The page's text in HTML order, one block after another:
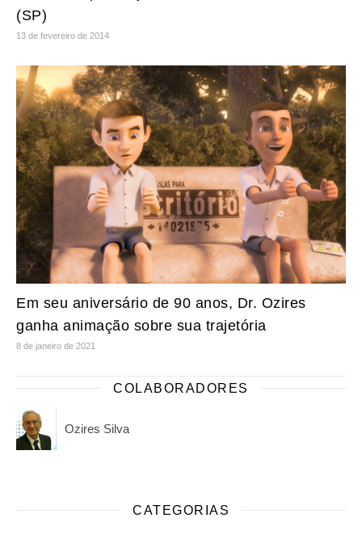
(SP)
13 de fevereiro de 2014
Em seu aniversário de 90 anos, Dr. Ozires
ganha animação sobre sua trajetória
8 de janeiro de 2021
COLABORADORES
Ozires Silva
CATEGORIAS